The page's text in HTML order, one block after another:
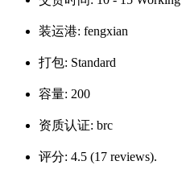
装运港: fengxian
打包: Standard
容量: 200
资质认证: brc
评分: 4.5 (17 reviews).